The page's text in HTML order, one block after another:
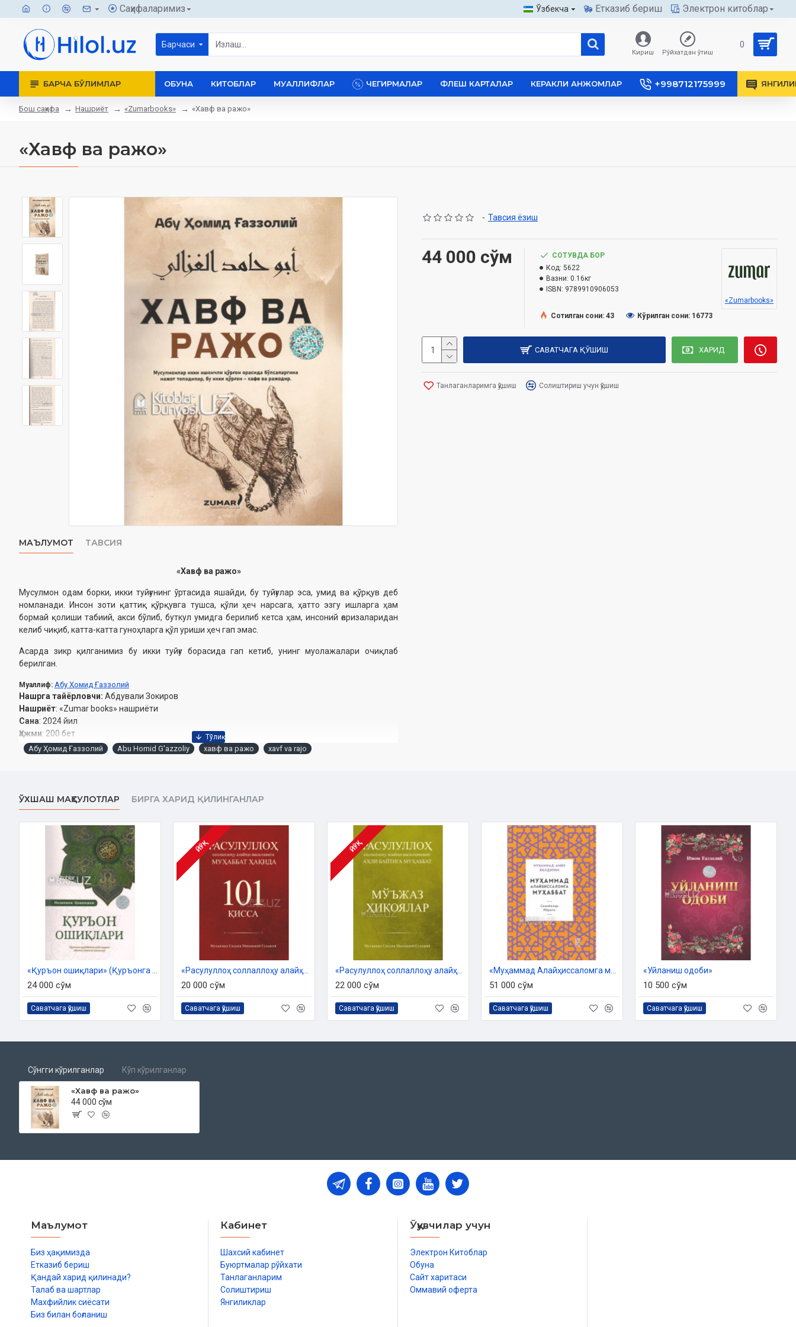
Саҳифаларимиз Ўзбекча Етказиб бериш Электрон китоблар
Барчаси
Кириш Рўйхатдан ўтиш
0
БАРЧА БЎЛИМЛАР ОБУНА КИТОБЛАР МУАЛЛИФЛАР ЧЕГИРМАЛАР ФЛЕШ КАРТАЛАР КЕРАКЛИ АНЖОМЛАР +998712175999
Бош саҳифа Нашриёт «Zumarbooks» «Хавф ва ражо»
«Хавф ва ражо»
МАЪЛУМОТ ТАВСИЯ
«Хавф ва ражо»
Мусулмон одам борки, икки туйғунинг ўртасида яшайди, бу туйғулар эса, умид ва қўрқув деб
номланади. Инсон зоти қаттиқ қўрқувга тушса, қўли ҳеч нарсага, ҳатто эзгу ишларга ҳам
бормай қолиши табиий, акси бўлиб, буткул умидга берилиб кетса ҳам, инсоний ғаризаларидан
келиб чиқиб, катта-катта гуноҳларга қўл уриши ҳеч гап эмас.
Асарда зикр қилганимиз бу икки туйғу борасида гап кетиб, унинг муолажалари очиқлаб
берилган.
Муаллиф: Абу Ҳомид Ғаззолий
Нашрга тайёрловчи: Абдували Зокиров
Нашриёт: «Zumar books» нашриёти
Сана: 2024 йил
Ҳажми: 200 бет
ISBN: 978-9910-9060-5-3
Ўзбекистон Республикаси Дин ишлари бўйича қўмитасининг 2024 йил 14 августдаги № 02-
МУНДАРИЖА
МУҚАДДИМА
БИРИНЧИ ҚИСМ
РАЖО (УМИД)
Ражо, яъни умиднинг ҳақиқати
Ражонинг фазилати ва унга тарғиб қилиш
Ражонинг давоси, ражо ҳосил бўладиган ва у ғолиб келадиган йўл
ИККИНЧИ ҚИСМ
ХАВФ
Хавфнинг ҳақиқати
Қўрқувнинг даражалари, унинг қувватли ёки заифлигидаги турлари
Қўрқишнинг фазилати ва унга тарғиб
экани
Ёмон хотима
Пайғамбарлар ва фаришталар қўрқуви
Қўрқувнинг қаттиқлигида саҳобаларнинг, тобеинларнинг ва салафи солиҳинларнинг ҳолатлари
- Тавсия ёзиш
44 000 сўм
СОТУВДА БОР
Код: 5622
Вазни: 0.16кг
ISBN: 9789910906053
«Zumarbooks»
Сотилган сони: 43
Кўрилган сони: 16773
САВАТЧАГА ҚЎШИШ ХАРИД
Танлаганларимга қўшиш Солиштириш учун қўшиш
Абу Ҳомид Ғаззолий Abu Homid G'azzoliy хавф ва ражо xavf va rajo
ЎХШАШ МАҲСУЛОТЛАР БИРГА ХАРИД ҚИЛИНГАНЛАР
24 000 сўм
Саватчага қўшиш
ЙЎҚ
20 000 сўм
Саватчага қўшиш
ЙЎҚ
22 000 сўм
Саватчага қўшиш
51 000 сўм
Саватчага қўшиш
«Уйланиш одоби»
10 500 сўм
Саватчага қўшиш
Сўнгги кўрилганлар Кўп кўрилганлар
«Хавф ва ражо»
44 000 сўм
Маълумот
Биз ҳақимизда
Етказиб бериш
Қандай харид қилинади?
Талаб ва шартлар
Махфийлик сиёсати
Биз билан боғланиш
Кабинет
Шахсий кабинет
Буюртмалар рўйхати
Танлаганларим
Солиштириш
Янгиликлар
Ўқувчилар учун
Электрон Китоблар
Обуна
Сайт харитаси
Оммавий оферта